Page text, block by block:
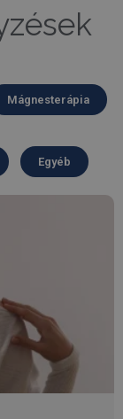
Mágnesterápia
Egyéb